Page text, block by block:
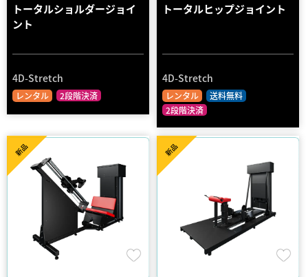
トータルショルダージョイ
ント
4D-Stretch
レンタル 2段階決済
トータルヒップジョイント
4D-Stretch
レンタル
送料無料
2段階決済
新品 新品